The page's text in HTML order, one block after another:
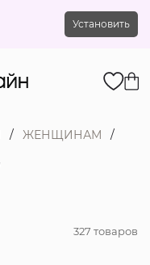
Установить
ЖЕНЩИНАМ
327 товаров